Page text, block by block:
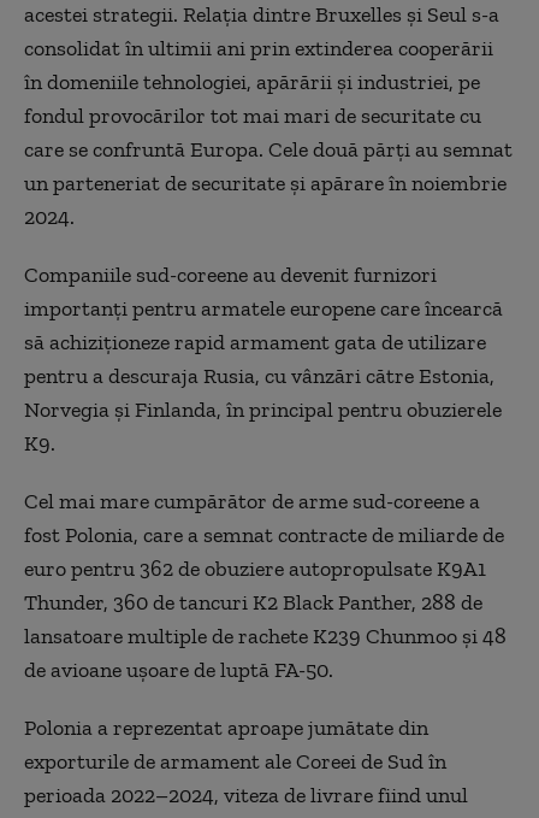
acestei strategii. Relația dintre Bruxelles și Seul s-a
consolidat în ultimii ani prin extinderea cooperării
în domeniile tehnologiei, apărării și industriei, pe
fondul provocărilor tot mai mari de securitate cu
care se confruntă Europa. Cele două părți au semnat
un parteneriat de securitate și apărare în noiembrie
2024.
Companiile sud-coreene au devenit furnizori
importanți pentru armatele europene care încearcă
să achiziționeze rapid armament gata de utilizare
pentru a descuraja Rusia, cu vânzări către Estonia,
Norvegia și Finlanda, în principal pentru obuzierele
K9.
Cel mai mare cumpărător de arme sud-coreene a
fost Polonia, care a semnat contracte de miliarde de
euro pentru 362 de obuziere autopropulsate K9A1
Thunder, 360 de tancuri K2 Black Panther, 288 de
lansatoare multiple de rachete K239 Chunmoo și 48
de avioane ușoare de luptă FA-50.
Polonia a reprezentat aproape jumătate din
exporturile de armament ale Coreei de Sud în
perioada 2022–2024, viteza de livrare fiind unul